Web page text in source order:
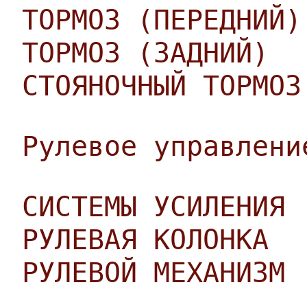
ТОРМОЗ (ПЕРЕДНИЙ)
ТОРМОЗ (ЗАДНИЙ)
СТОЯНОЧНЫЙ ТОРМОЗ
Рулевое
СИСТЕМЫ УСИЛЕНИЯ
РУЛЕВАЯ КОЛОНКА
РУЛЕВОЙ МЕХАНИЗМ